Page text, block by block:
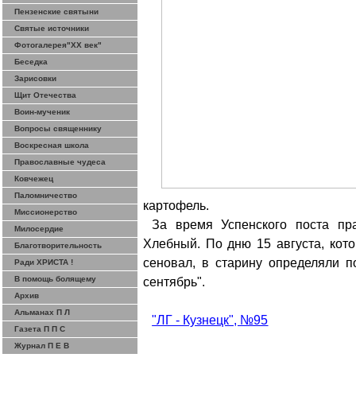
Пензенские святыни
Святые источники
Фотогалерея"ХХ век"
Беседка
Зарисовки
Щит Отечества
Воин-мученик
Вопросы священнику
Воскресная школа
Православные чудеса
Ковчежец
Паломничество
Миссионерство
Милосердие
Благотворительность
Ради ХРИСТА !
В помощь болящему
Архив
Альманах П Л
Газета П П С
Журнал П Е В
картофель.
За время Успенского поста
Хлебный. По дню 15 августа,
сеновал, в старину определяли
сентябрь".
"ЛГ - Кузнецк", №95